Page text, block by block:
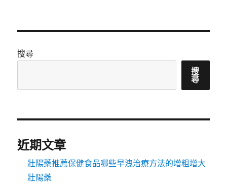
搜尋
搜
尋
近期文章
壯陽藥推薦保健食品哪些早洩治療方法的增粗增大
壯陽藥